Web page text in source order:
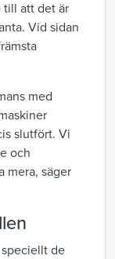
till att det är
Vid sidan
med
slutfört. Vi
och
mera, säger
speciellt de